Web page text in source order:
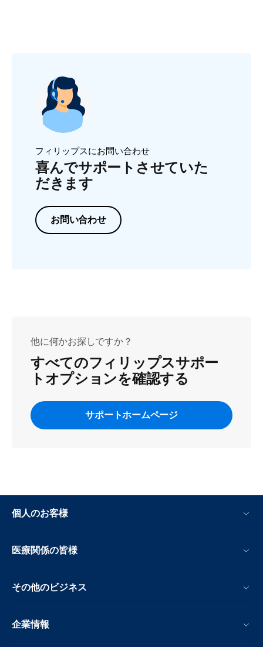
フィリップスにお問い合わせ
喜んでサポートさせていた
だきます
お問い合わせ
他に何かお探しですか？
すべてのフィリップスサポー
トオプションを確認する
サポートホームページ
個人のお客様
医療関係の皆様
その他のビジネス
企業情報